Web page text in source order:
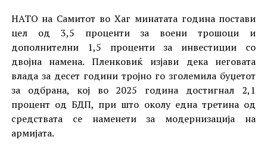
НАТО на Самитот во Хаг минатата година постави
цел од 3,5 проценти за воени трошоци и
дополнителни 1,5 проценти за инвестиции со
двојна намена. Пленковиќ изјави дека неговата
влада за десет години тројно го зголемила буџетот
за одбрана, кој во 2025 година достигнал 2,1
процент од БДП, при што околу една третина од
средствата се наменети за модернизација на
армијата.